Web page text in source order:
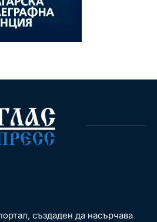
създаден да насърчава